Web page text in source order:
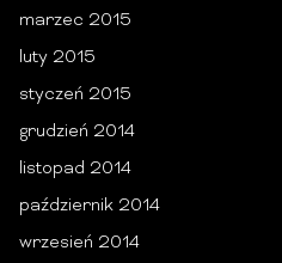
marzec 2015
luty 2015
styczeń 2015
grudzień 2014
listopad 2014
październik 2014
wrzesień 2014